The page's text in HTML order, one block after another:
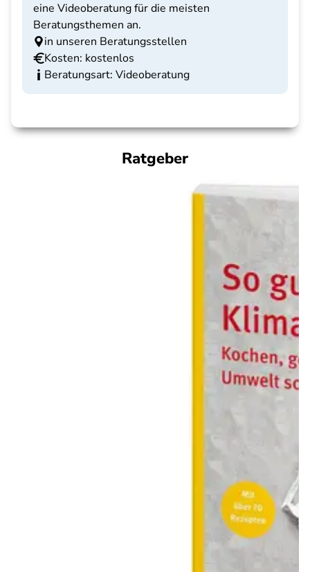
eine Videoberatung für die meisten
Beratungsthemen an.
in unseren Beratungsstellen
Kosten: kostenlos
Beratungsart: Videoberatung
Ratgeber